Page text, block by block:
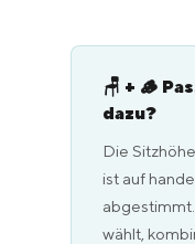
🪑 + 🪵
dazu?
Die
ist auf
wählt,